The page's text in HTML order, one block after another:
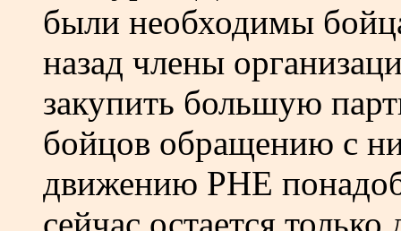
были необходимы
назад члены
закупить большую
бойцов обращению с
движению РНЕ
сейчас остается